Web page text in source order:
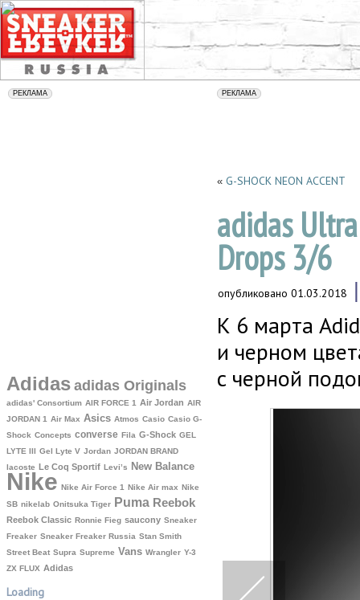
Adidas adidas Originals
adidas' Consortium AIR FORCE 1 Air Jordan AIR
JORDAN 1 Air Max Asics Atmos Casio Casio G-
Shock Concepts converse Fila G-Shock GEL
LYTE III Gel Lyte V Jordan JORDAN BRAND
lacoste Le Coq Sportif Levi’s New Balance
Nike Nike Air Force 1 Nike Air max Nike
SB nikelab Onitsuka Tiger Puma Reebok
Reebok Classic Ronnie Fieg saucony Sneaker
Freaker Sneaker Freaker Russia Stan Smith
Street Beat Supra Supreme Vans Wrangler Y-3
ZX FLUX Аdidas
Loading
« G-SHOCK NEON ACCENT
adidas
Drops 3/6
опубликовано 01.03.2018
К 6 марта
и черном
с черной